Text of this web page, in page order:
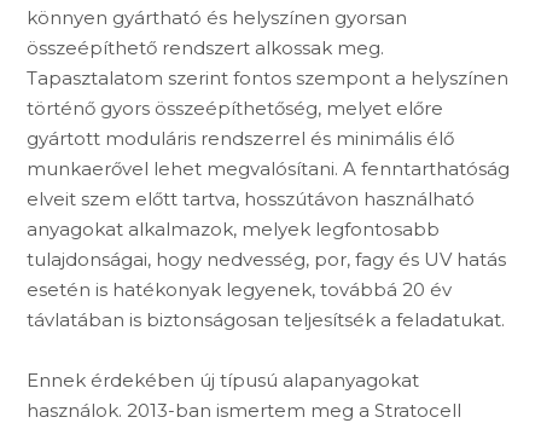
könnyen gyártható és helyszínen gyorsan
összeépíthető rendszert alkossak meg.
Tapasztalatom szerint fontos szempont a helyszínen
történő gyors összeépíthetőség, melyet előre
gyártott moduláris rendszerrel és minimális élő
munkaerővel lehet megvalósítani. A fenntarthatóság
elveit szem előtt tartva, hosszútávon használható
anyagokat alkalmazok, melyek legfontosabb
tulajdonságai, hogy nedvesség, por, fagy és UV hatás
esetén is hatékonyak legyenek, továbbá 20 év
távlatában is biztonságosan teljesítsék a feladatukat.
Ennek érdekében új típusú alapanyagokat
használok. 2013-ban ismertem meg a Stratocell